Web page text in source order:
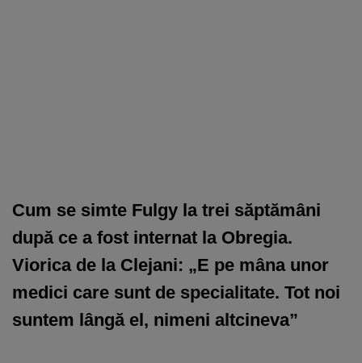
Cum se simte Fulgy la trei săptămâni
după ce a fost internat la Obregia.
Viorica de la Clejani: „E pe mâna unor
medici care sunt de specialitate. Tot noi
suntem lângă el, nimeni altcineva”